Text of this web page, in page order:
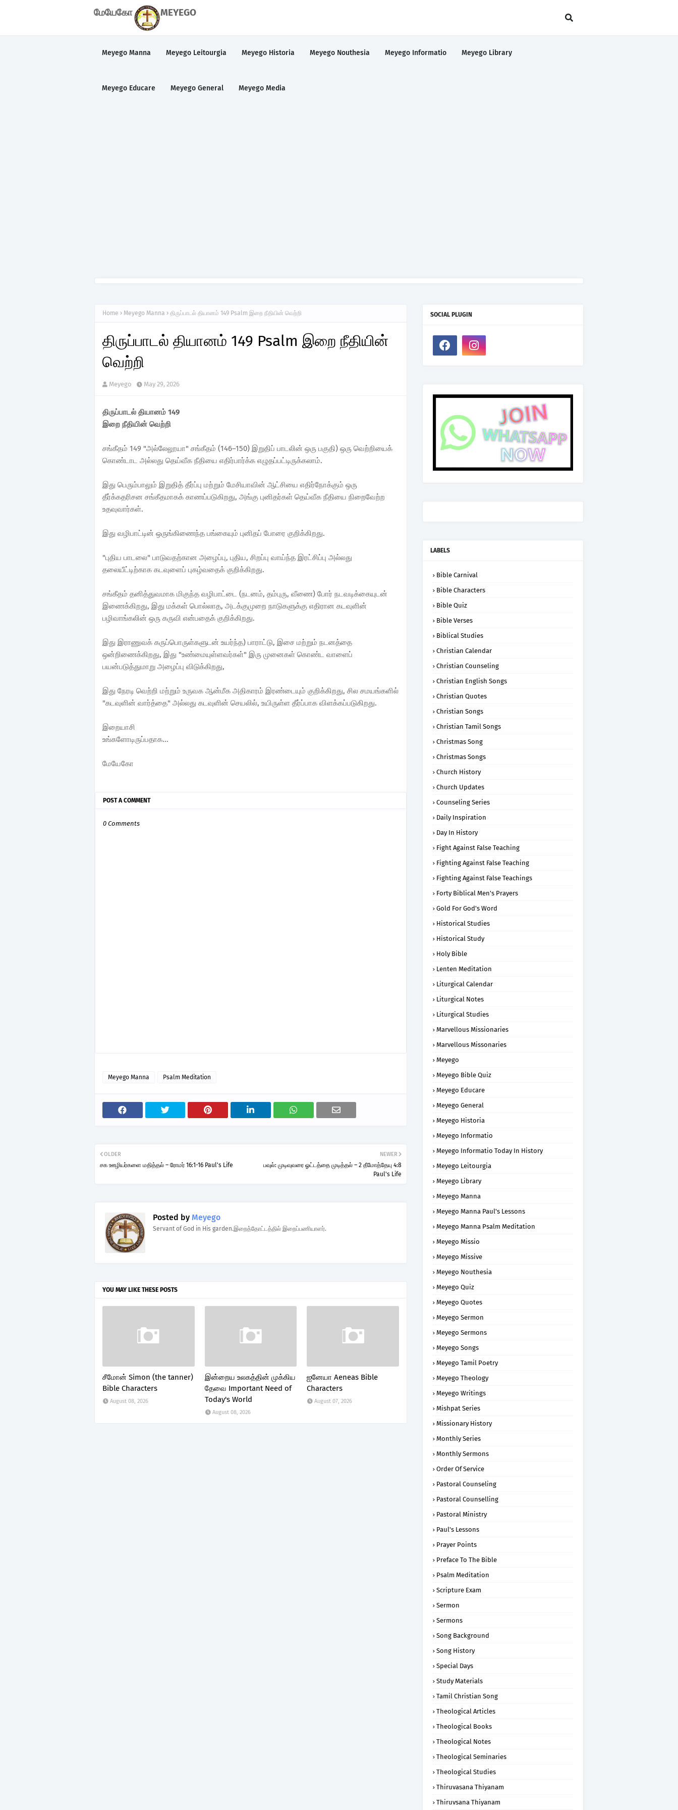
மேயேகோ MEYEGO
Meyego Manna Meyego Leitourgia Meyego Historia Meyego Nouthesia Meyego Informatio Meyego Library
Meyego Educare Meyego General Meyego Media
Home Meyego Manna திருப்பாடல் தியானம் 149 Psalm இறை நீதியின் வெற்றி
திருப்பாடல் தியானம் 149 Psalm இறை நீதியின்
வெற்றி
Meyego May 29, 2026
திருப்பாடல் தியானம் 149
இறை நீதியின் வெற்றி
சங்கீதம் 149 "அல்லேலூயா" சங்கீதம் (146–150) இறுதிப் பாடலின் ஒரு பகுதி) ஒரு வெற்றியைக்
கொண்டாட அல்லது தெய்வீக நீதியை எதிர்பார்க்க எழுதப்பட்டிருக்கலாம்.
இது பெரும்பாலும் இறுதித் தீர்ப்பு மற்றும் மேசியாவின் ஆட்சியை எதிர்நோக்கும் ஒரு
தீர்க்கதரிசன சங்கீதமாகக் காணப்படுகிறது, அங்கு புனிதர்கள் தெய்வீக நீதியை நிறைவேற்ற
உதவுவார்கள்.
இது வழிபாட்டின் ஒருங்கிணைந்த பங்கையும் புனிதப் போரை குறிக்கிறது.
"புதிய பாடலை" பாடுவதற்கான அழைப்பு, புதிய, சிறப்பு வாய்ந்த இரட்சிப்பு அல்லது
தலையீட்டிற்காக கடவுளைப் புகழ்வதைக் குறிக்கிறது.
சங்கீதம் தனித்துவமாக மிகுந்த வழிபாட்டை (நடனம், தம்புரு, வீணை) போர் நடவடிக்கையுடன்
இணைக்கிறது, இது மக்கள் பொல்லாத, அடக்குமுறை நாடுகளுக்கு எதிரான கடவுளின்
பழிவாங்கலின் ஒரு கருவி என்பதைக் குறிக்கிறது.
இது இராணுவக் கருப்பொருள்களுடன் உயர்ந்த) பாராட்டு, இசை மற்றும் நடனத்தை
ஒன்றிணைக்கிறது, இது "உண்மையுள்ளவர்கள்" இரு முனைகள் கொண்ட வாளைப்
பயன்படுத்துமாறு அழைப்பு விடுக்கிறது,
இது நேரடி வெற்றி மற்றும் உருவக ஆன்மீக அதிகாரம் இரண்டையும் குறிக்கிறது, சில சமயங்களில்
"கடவுளின் வார்த்தை" அல்லது கடவுளின் செயலில், உயிருள்ள தீர்ப்பாக விளக்கப்படுகிறது.
இறையாசி
உங்களோடிருப்பதாக...
மேயேகோ
POST A COMMENT
0 Comments
Meyego Manna Psalm Meditation
NEWER
பவுல்: முடிவுவரை ஓட்டத்தை முடித்தல் – 2 தீமோத்தேயு 4:8
Paul's Life
OLDER
சக ஊழியர்களை மதித்தல் – ரோமர் 16:1-16 Paul's Life
Posted by Meyego
Servant of God in His garden.இறைத்தோட்டத்தில் இறைப்பணியாளர்.
YOU MAY LIKE THESE POSTS
சீமோன் Simon (the tanner)
Bible Characters
August 08, 2026
இன்றைய உலகத்தின் முக்கிய
தேவை Important Need of
Today's World
August 08, 2026
ஐனேயா Aeneas Bible
Characters
August 07, 2026
SOCIAL PLUGIN
LABELS
Bible Carnival
Bible Characters
Bible Quiz
Bible Verses
Biblical Studies
Christian Calendar
Christian Counseling
Christian English Songs
Christian Quotes
Christian Songs
Christian Tamil Songs
Christmas Song
Christmas Songs
Church History
Church Updates
Counseling Series
Daily Inspiration
Day In History
Fight Against False Teaching
Fighting Against False Teaching
Fighting Against False Teachings
Forty Biblical Men's Prayers
Gold For God's Word
Historical Studies
Historical Study
Holy Bible
Lenten Meditation
Liturgical Calendar
Liturgical Notes
Liturgical Studies
Marvellous Missionaries
Marvellous Missonaries
Meyego
Meyego Bible Quiz
Meyego Educare
Meyego General
Meyego Historia
Meyego Informatio
Meyego Informatio Today In History
Meyego Leitourgia
Meyego Library
Meyego Manna
Meyego Manna Paul's Lessons
Meyego Manna Psalm Meditation
Meyego Missio
Meyego Missive
Meyego Nouthesia
Meyego Quiz
Meyego Quotes
Meyego Sermon
Meyego Sermons
Meyego Songs
Meyego Tamil Poetry
Meyego Theology
Meyego Writings
Mishpat Series
Missionary History
Monthly Series
Monthly Sermons
Order Of Service
Pastoral Counseling
Pastoral Counselling
Pastoral Ministry
Paul's Lessons
Prayer Points
Preface To The Bible
Psalm Meditation
Scripture Exam
Sermon
Sermons
Song Background
Song History
Special Days
Study Materials
Tamil Christian Song
Theological Articles
Theological Books
Theological Notes
Theological Seminaries
Theological Studies
Thiruvasana Thiyanam
Thiruvsana Thiyanam